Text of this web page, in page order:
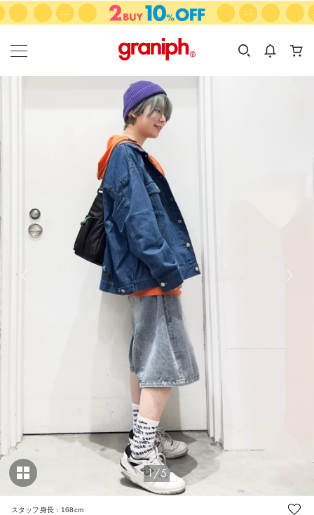
カテゴリーから探す
KIDS
カテゴリ
サイズ
1/5
スタッフ身長：168cm